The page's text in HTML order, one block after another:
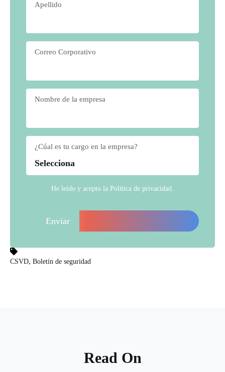
Apellido
Correo Corporativo
Nombre de la empresa
¿Cúal es tu cargo en la empresa?
He leído y acepto la Política de privacidad
CSVD, Boletín de seguridad
Read On